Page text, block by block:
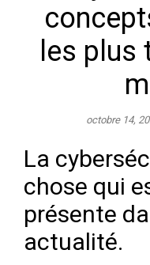
les plus
octobre 14,
La
chose qui
présente
actualité.